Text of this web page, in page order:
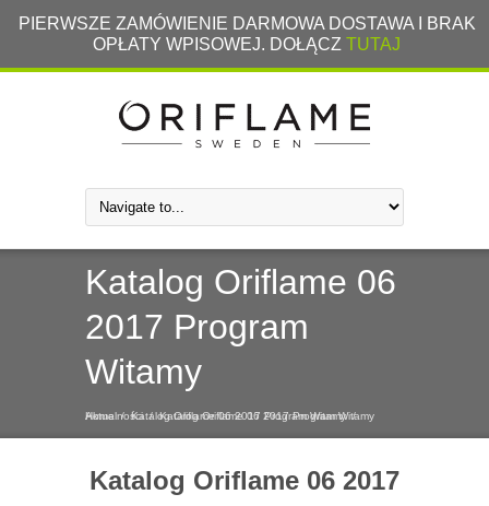
PIERWSZE ZAMÓWIENIE DARMOWA DOSTAWA I BRAK
OPŁATY WPISOWEJ. DOŁĄCZ TUTAJ
Katalog Oriflame 06
2017 Program
Witamy
Home / Katalog Oriflame 06 2017 Program Witamy /
Aktualności /Katalog Oriflame 06 2017 Program Witamy
Katalog Oriflame 06 2017